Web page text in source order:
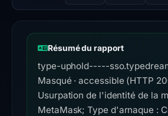
Résumé du rapport
type-uphold-----
Masqué · accessible (HTTP
Usurpation de l'identité de la
MetaMask; Type d'arnaque :